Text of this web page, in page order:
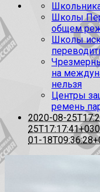
Школы
общем
Школы
на
нельзя
Центры
ремень
2020-08-
01-